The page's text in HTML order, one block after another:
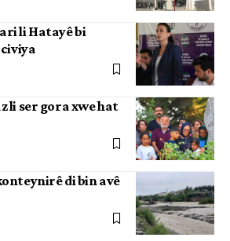
li Hatayê bi
li ser gora xwe hat
di bin avê